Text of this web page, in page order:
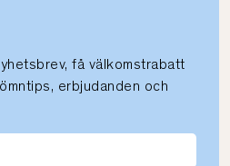
få välkomstrabatt
erbjudanden och